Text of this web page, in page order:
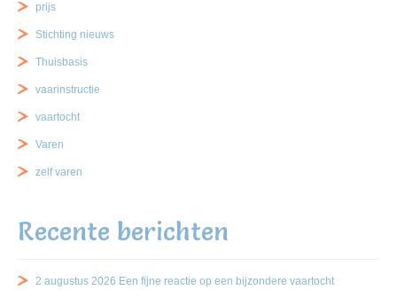
prijs
Stichting nieuws
Thuisbasis
vaarinstructie
vaartocht
Varen
zelf varen
Recente berichten
2 augustus 2026 Een fijne reactie op een bijzondere vaartocht